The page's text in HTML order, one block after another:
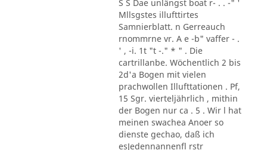
S S Dae unlängst boat r- . . -" '
Mllsgstes illufttirtes
Samnierblatt. n Gerreauch
rnommrne vr. A e -b" vaffer - .
' , -i. 1t "t -." * " . Die
cartrillanbe. Wöchentlich 2 bis
2d'a Bogen mit vielen
prachwollen Illufttationen . Pf,
15 Sgr. vierteljährlich , mithin
der Bogen nur ca . 5 . Wir l hat
meinen swachea Anoer so
dienste gechao, daß ich
esJedennannenfl rstr